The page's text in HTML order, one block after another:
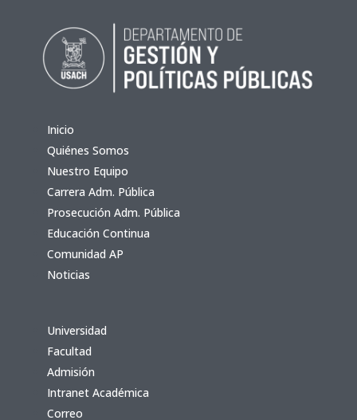
Inicio
Quiénes Somos
Nuestro Equipo
Carrera Adm. Pública
Prosecución Adm. Pública
Educación Continua
Comunidad AP
Noticias
Universidad
Facultad
Admisión
Intranet Académica
Correo